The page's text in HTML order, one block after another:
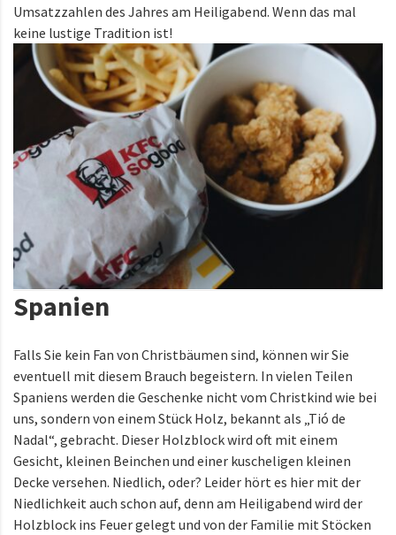
Umsatzzahlen des Jahres am Heiligabend. Wenn das mal
keine lustige Tradition ist!
Spanien
Falls Sie kein Fan von Christbäumen sind, können wir Sie
eventuell mit diesem Brauch begeistern. In vielen Teilen
Spaniens werden die Geschenke nicht vom Christkind wie bei
uns, sondern von einem Stück Holz, bekannt als „Tió de
Nadal“, gebracht. Dieser Holzblock wird oft mit einem
Gesicht, kleinen Beinchen und einer kuscheligen kleinen
Decke versehen. Niedlich, oder? Leider hört es hier mit der
Niedlichkeit auch schon auf, denn am Heiligabend wird der
Holzblock ins Feuer gelegt und von der Familie mit Stöcken